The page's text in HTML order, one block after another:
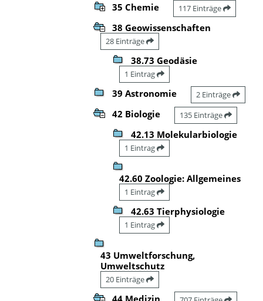
35 Chemie 117 Einträge
38 Geowissenschaften
28 Einträge
38.73 Geodäsie
1 Eintrag
39 Astronomie 2 Einträge
42 Biologie 135 Einträge
42.13 Molekularbiologie
1 Eintrag
42.60 Zoologie: Allgemeines
1 Eintrag
42.63 Tierphysiologie
1 Eintrag
43 Umweltforschung,
Umweltschutz
20 Einträge
44 Medizin